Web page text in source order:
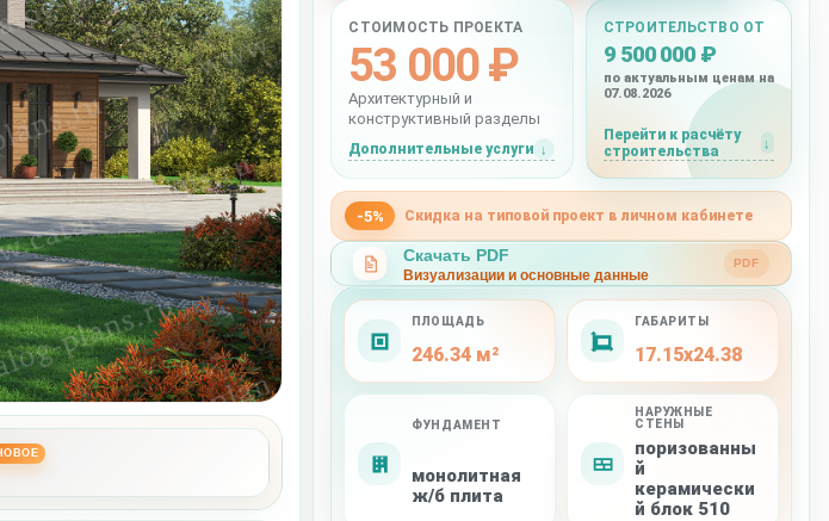
ПЛОЩАДЬ
246.34 м²
ГАБАРИТЫ
17.15x24.38
ФУНДАМЕНТ
монолитная
ж/б плита
НАРУЖНЫЕ
СТЕНЫ
поризованны
й
керамически
й блок 510
СТОИМОСТЬ ПРОЕКТА
53 000 ₽
Архитектурный и
конструктивный разделы
Дополнительные услуги
СТРОИТЕЛЬСТВО ОТ
9 500 000 ₽
по актуальным ценам на
07.08.2026
Перейти к расчёту
строительства
-5% Скидка на типовой проект в личном кабинете
Скачать PDF
Визуализации и основные данные
PDF